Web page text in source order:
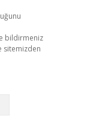
bildirmeniz
sitemizden